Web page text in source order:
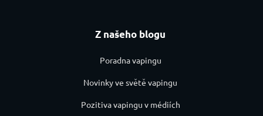
Z našeho blogu
Poradna vapingu
Novinky ve světě vapingu
Pozitiva vapingu v médiích